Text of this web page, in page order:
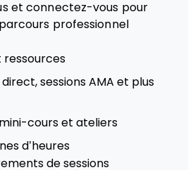
et connectez-vous pour
professionnel
ressources
sessions AMA et plus
cours et ateliers
d’heures
de sessions